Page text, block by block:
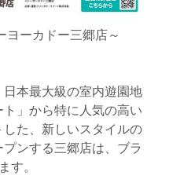
ヨーカドー三郷店～
日本最大級の室内遊園地
ト」から特に人気の高い
た、新しいスタイルの
ンする三郷店は、ブラ
す。